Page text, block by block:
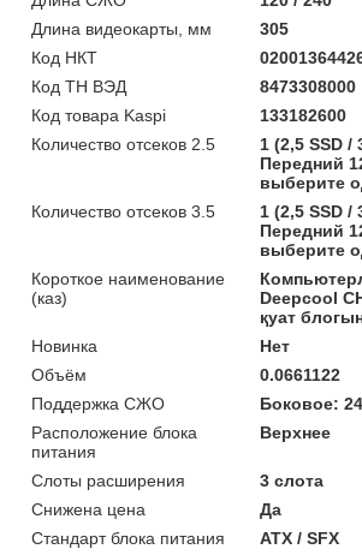
Длина видеокарты, мм
305
Код НКТ
Код ТН ВЭД
8473308000
Код товара Kaspi
133182600
Количество отсеков 2.5
1 (2,5 SSD /
Передний
выберите
Количество отсеков 3.5
1 (2,5 SSD /
Передний
выберите
Короткое наименование
(каз)
Deepcool
қуат
Новинка
Нет
Объём
0.0661122
Поддержка СЖО
Боковое:
Расположение блока
питания
Верхнее
Слоты расширения
3 слота
Снижена цена
Да
Стандарт блока питания
ATX / SFX